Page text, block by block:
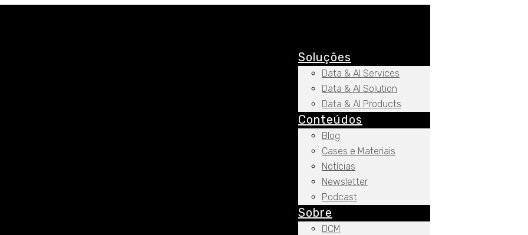
Soluções
Data & AI Services
Data & AI Solution
Data & AI Products
Conteúdos
Blog
Cases e Materiais
Notícias
Newsletter
Podcast
Sobre
DCM